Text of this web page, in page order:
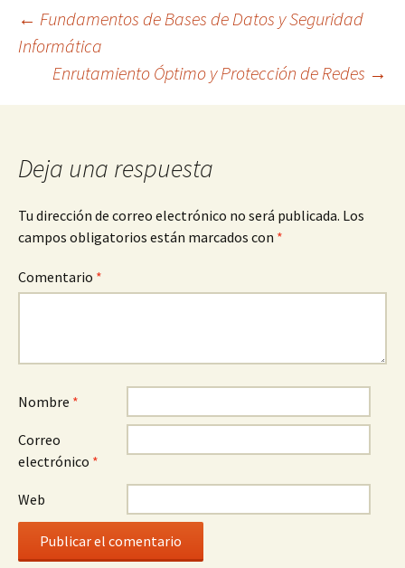
Navegación
← Fundamentos de Bases de Datos y Seguridad
Informática
Enrutamiento Óptimo y Protección de Redes →
Deja una respuesta
Tu dirección de correo electrónico no será publicada. Los
campos obligatorios están marcados con *
Comentario *
Nombre *
Correo
electrónico *
Web